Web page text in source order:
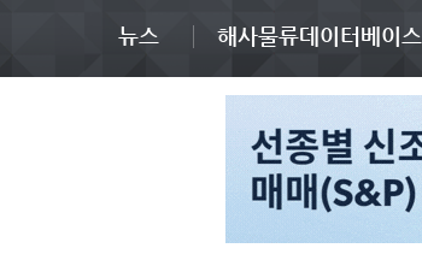
뉴스 해사물류데이터베이스